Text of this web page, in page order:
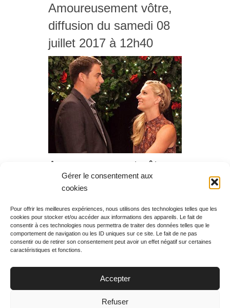
Gérer le consentement aux
cookies
Pour offrir les meilleures expériences, nous utilisons des technologies telles que les
cookies pour stocker et/ou accéder aux informations des appareils. Le fait de
consentir à ces technologies nous permettra de traiter des données telles que le
comportement de navigation ou les ID uniques sur ce site. Le fait de ne pas
consentir ou de retirer son consentement peut avoir un effet négatif sur certaines
caractéristiques et fonctions.
Accepter
Refuser
Amoureusement vôtre,
diffusion du samedi 08
juillet 2017 à 12h40
Amoureusement vôtre,
diffusion du samedi 24
Rechercher votre
programme
Votre soirée :